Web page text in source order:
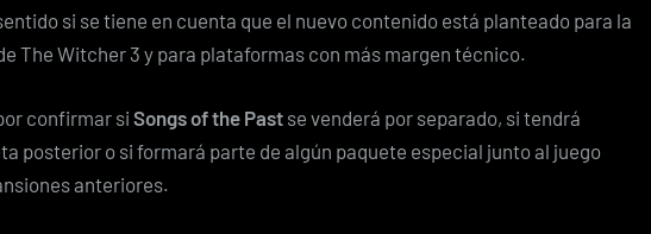
si se tiene en cuenta que el nuevo contenido está planteado para la
The Witcher 3 y para plataformas con más margen técnico.
confirmar si Songs of the Past se venderá por separado, si tendrá
posterior o si formará parte de algún paquete especial junto al juego
anteriores.